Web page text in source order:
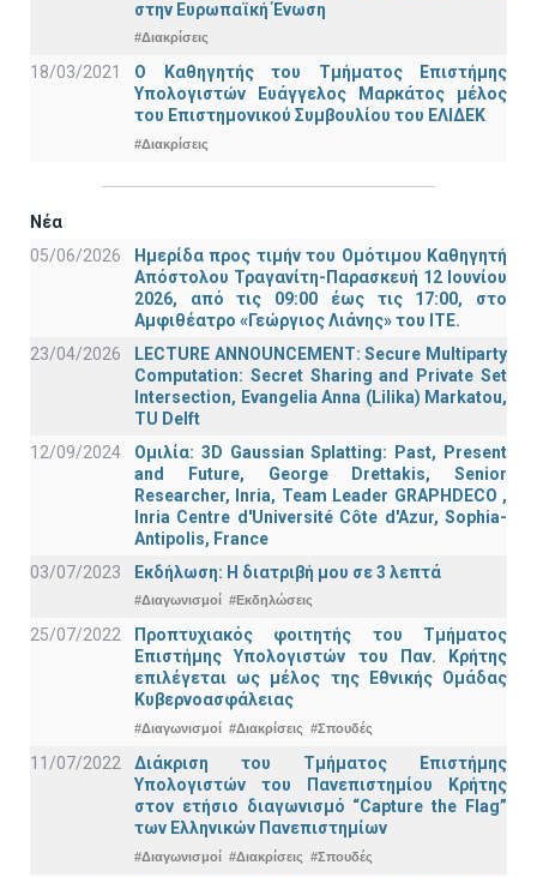
στην Ευρωπαϊκή Ένωση
#Διακρίσεις
18/03/2021
Ο Καθηγητής του Τμήματος Επιστήμης
Υπολογιστών Ευάγγελος Μαρκάτος μέλος
του Επιστημονικού Συμβουλίου του ΕΛΙΔΕΚ
#Διακρίσεις
Νέα
05/06/2026
Ημερίδα προς τιμήν του Ομότιμου Καθηγητή
Απόστολου Τραγανίτη-Παρασκευή 12 Ιουνίου
2026, από τις 09:00 έως τις 17:00, στο
Αμφιθέατρο «Γεώργιος Λιάνης» του ΙΤΕ.
23/04/2026
LECTURE ANNOUNCEMENT: Secure Multiparty
Computation: Secret Sharing and Private Set
Intersection, Evangelia Anna (Lilika) Markatou,
TU Delft
12/09/2024
Ομιλία: 3D Gaussian Splatting: Past, Present
and Future, George Drettakis, Senior
Researcher, Inria, Team Leader GRAPHDECO ,
Inria Centre d'Université Côte d'Azur, Sophia-
Antipolis, France
03/07/2023
Εκδήλωση: Η διατριβή μου σε 3 λεπτά
#Διαγωνισμοί #Εκδηλώσεις
25/07/2022
Προπτυχιακός φοιτητής του Τμήματος
Επιστήμης Υπολογιστών του Παν. Κρήτης
επιλέγεται ως μέλος της Εθνικής Ομάδας
Κυβερνοασφάλειας
#Διαγωνισμοί #Διακρίσεις #Σπουδές
11/07/2022
Διάκριση του Τμήματος Επιστήμης
Υπολογιστών του Πανεπιστημίου Κρήτης
στον ετήσιο διαγωνισμό “Capture the Flag”
των Ελληνικών Πανεπιστημίων
#Διαγωνισμοί #Διακρίσεις #Σπουδές